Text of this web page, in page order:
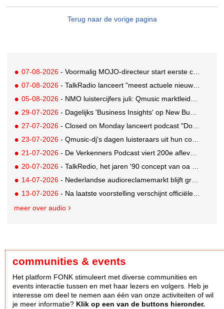
Terug naar de vorige pagina
07-08-2026 - Voormalig MOJO-directeur start eerste country radiozender van Nederland
07-08-2026 - TalkRadio lanceert "meest actuele nieuwspodcast van Nederland"
05-08-2026 - NMO luistercijfers juli: Qmusic marktleider, gevolgd door NPO2 en 538
29-07-2026 - Dagelijks 'Business Insights' op New Business Radio
27-07-2026 - Closed on Monday lanceert podcast "Dood op Dinsdag" met knipoog naar de reclameindustrie
23-07-2026 - Qmusic-dj's dagen luisteraars uit hun controle over eigen agenda volledig weg te geven
21-07-2026 - De Verkenners Podcast viert 200e aflevering als podium voor het agencylandschap
20-07-2026 - TalkRedio, het jaren '90 concept van oa Theo van Gogh, Jan Lenferink en Beau van Erven Dorens, herleeft in eigentijds format
14-07-2026 - Nederlandse audioreclamemarkt blijft groeien, retail nog altijd grootste branche
13-07-2026 - Na laatste voorstelling verschijnt officiële podcast over Soldaat van Oranje - De Musical
meer over audio
communities & events
Het platform FONK stimuleert met diverse communities en
events interactie tussen en met haar lezers en volgers. Heb je
interesse om deel te nemen aan één van onze activiteiten of wil
je meer informatie? Klik op een van de buttons hieronder.